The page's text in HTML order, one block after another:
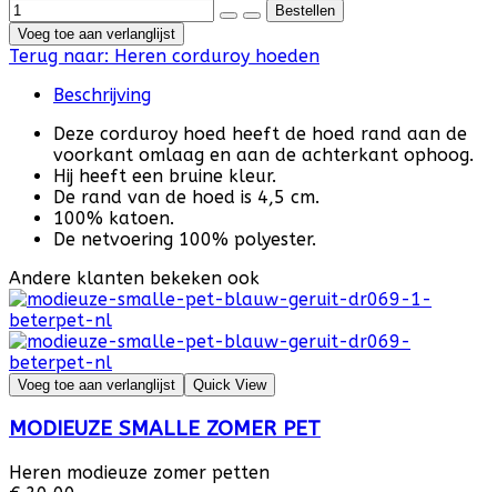
Voeg toe aan verlanglijst
Terug naar: Heren corduroy hoeden
Beschrijving
Deze corduroy hoed heeft de hoed rand aan de
voorkant omlaag en aan de achterkant ophoog.
Hij heeft een bruine kleur.
De rand van de hoed is 4,5 cm.
100% katoen.
De netvoering 100% polyester.
Andere klanten bekeken ook
Voeg toe aan verlanglijst Quick View
MODIEUZE SMALLE ZOMER PET
Heren modieuze zomer petten